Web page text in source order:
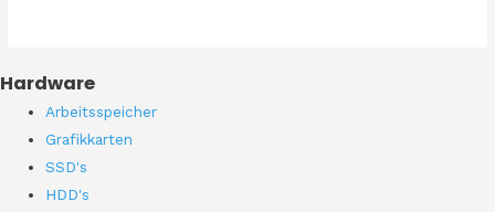
Hardware
Arbeitsspeicher
Grafikkarten
SSD's
HDD's